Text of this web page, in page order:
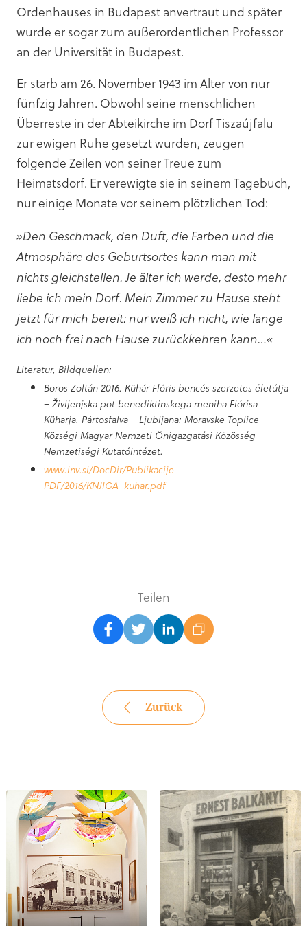
Ordenhauses in Budapest anvertraut und später
wurde er sogar zum außerordentlichen Professor
an der Universität in Budapest.
Er starb am 26. November 1943 im Alter von nur
fünfzig Jahren. Obwohl seine menschlichen
Überreste in der Abteikirche im Dorf Tiszaújfalu
zur ewigen Ruhe gesetzt wurden, zeugen
folgende Zeilen von seiner Treue zum
Heimatsdorf. Er verewigte sie in seinem Tagebuch,
nur einige Monate vor seinem plötzlichen Tod:
»Den Geschmack, den Duft, die Farben und die
Atmosphäre des Geburtsortes kann man mit
nichts gleichstellen. Je älter ich werde, desto mehr
liebe ich mein Dorf. Mein Zimmer zu Hause steht
jetzt für mich bereit: nur weiß ich nicht, wie lange
ich noch frei nach Hause zurückkehren kann…«
Literatur, Bildquellen:
Boros Zoltán 2016. Kühár Flóris bencés szerzetes életútja
– Življenjska pot benediktinskega meniha Flórisa
Küharja. Pártosfalva – Ljubljana: Moravske Toplice
Községi Magyar Nemzeti Önigazgatási Közösség –
Nemzetiségi Kutatóintézet.
www.inv.si/DocDir/Publikacije-
PDF/2016/KNJIGA_kuhar.pdf
Teilen
Zurück